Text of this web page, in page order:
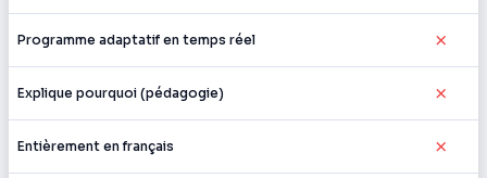
Programme adaptatif en temps réel ✗
Explique pourquoi (pédagogie) ✗
Entièrement en français ✗